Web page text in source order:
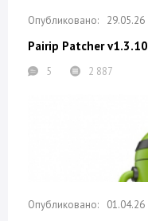
29.05.26
Pairip Patcher v1.3.10
5 2 887
01.04.26